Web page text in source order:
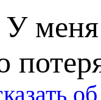
У меня